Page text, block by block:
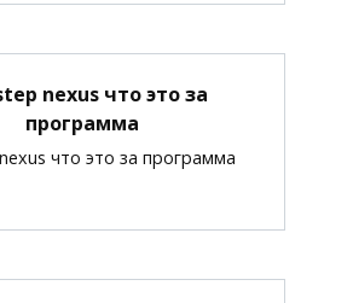
nexus что это за
программа
что это за программа